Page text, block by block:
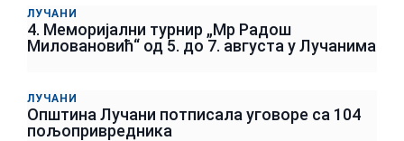
ЛУЧАНИ
4. Меморијални турнир „Мр Радош
Миловановић“ од 5. до 7. августа у Лучанима
ЛУЧАНИ
Општина Лучани потписала уговоре са 104
пољопривредника